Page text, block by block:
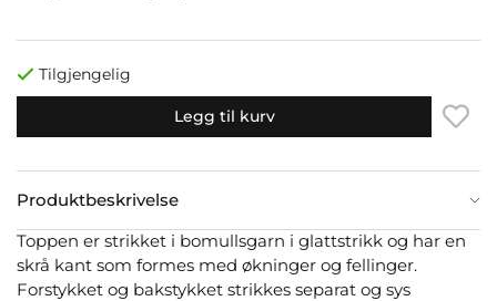
Tilgjengelig
Legg til kurv
Produktbeskrivelse
Toppen er strikket i bomullsgarn i glattstrikk og har en
skrå kant som formes med økninger og fellinger.
Forstykket og bakstykket strikkes separat og sys